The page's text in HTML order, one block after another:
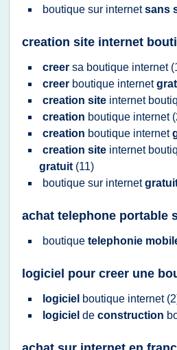
boutique sur internetsans
creation site internet
creer sa boutique internet
creer boutique internet
creation site internet
creation boutique internet
creation boutique internet
creation site internet
gratuit (11)
boutique sur internet
achat telephone portable
boutique telephonie
logiciel pour creer une
logiciel boutique internet
logiciel de construction